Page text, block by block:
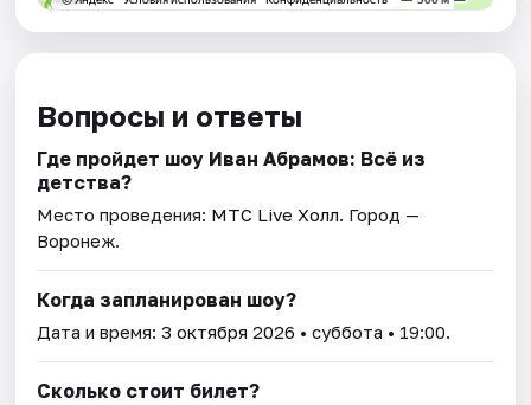
Вопросы и ответы
Где пройдет шоу Иван Абрамов: Всё из
детства?
Место проведения: МТС Live Холл. Город —
Воронеж.
Когда запланирован шоу?
Дата и время:3 октября 2026 • суббота • 19:00.
Сколько стоит билет?